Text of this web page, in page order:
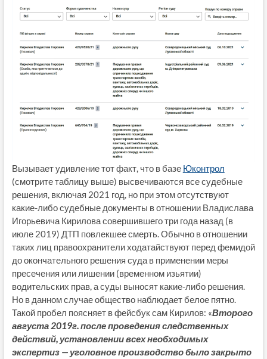
Вызывает удивление тот факт, что в базе Юконтрол
(смотрите таблицу выше) высвечиваются все судебные
решения, включая 2021 год, но при этом отсутствуют
какие-либо судебные документы в отношении Владислава
Игорьевича Кирилова совершившего три года назад (в
июле 2019) ДТП повлекшее смерть. Обычно в отношении
таких лиц правоохранители ходатайствуют перед фемидой
до окончательного решения суда в применении меры
пресечения или лишении (временном изьятии)
водительских прав, а суды выносят какие-либо решения.
Но в данном случае общество наблюдает белое пятно.
Такой пробел поясняет в фейсбук сам Кирилов: «Второго
августа 2019г. после проведения следственных
действий, установлении всех необходимых
экспертиз — уголовное производство было закрыто